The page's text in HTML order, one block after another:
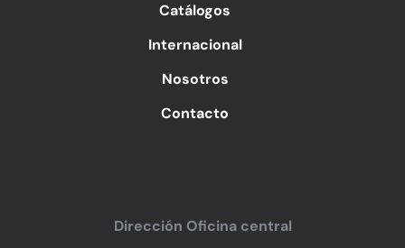
Catálogos
Internacional
Nosotros
Contacto
Dirección Oficina central